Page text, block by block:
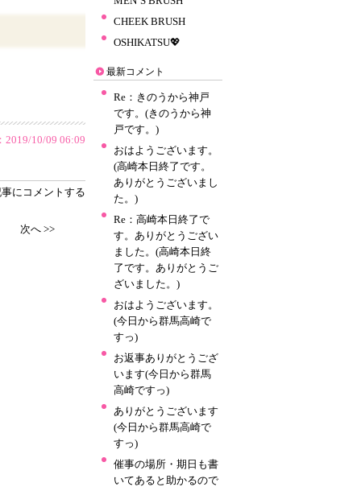
10/09 06:09
にコメントする
次へ >>
CHEEK BRUSH
OSHIKATSU💖
最新コメント
Re：きのうから神戸
です。(きのうから神
戸です。)
おはようございます。
(高崎本日終了です。
ありがとうございまし
た。)
Re：高崎本日終了で
す。ありがとうござい
ました。(高崎本日終
了です。ありがとうご
ざいました。)
おはようございます。
(今日から群馬高崎で
すっ)
お返事ありがとうござ
います(今日から群馬
高崎ですっ)
ありがとうございます
(今日から群馬高崎で
すっ)
催事の場所・期日も書
いてあると助かるので